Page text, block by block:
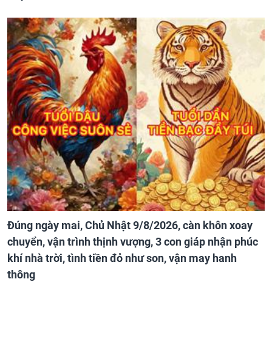
Đúng ngày mai, Chủ Nhật 9/8/2026, càn khôn xoay
chuyển, vận trình thịnh vượng, 3 con giáp nhận phúc
khí nhà trời, tình tiền đỏ như son, vận may hanh
thông